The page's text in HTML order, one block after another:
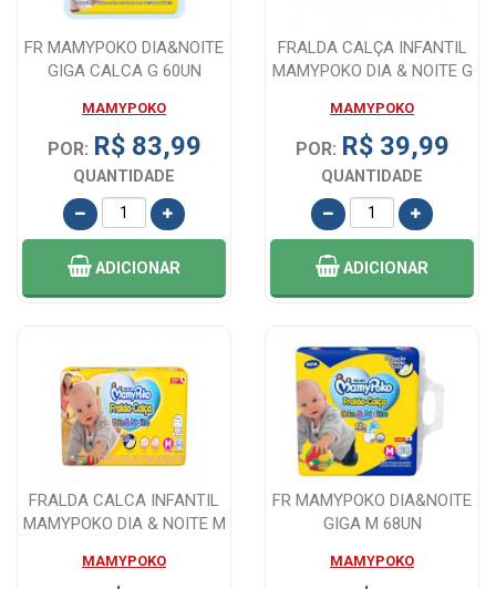
FR MAMYPOKO DIA&NOITE
GIGA CALCA G 60UN
MAMYPOKO
POR: R$ 83,99
QUANTIDADE
ADICIONAR
FRALDA CALÇA INFANTIL
MAMYPOKO DIA & NOITE G
MAMYPOKO
POR: R$ 39,99
QUANTIDADE
ADICIONAR
FRALDA CALCA INFANTIL
MAMYPOKO DIA & NOITE M
MAMYPOKO
FR MAMYPOKO DIA&NOITE
GIGA M 68UN
MAMYPOKO